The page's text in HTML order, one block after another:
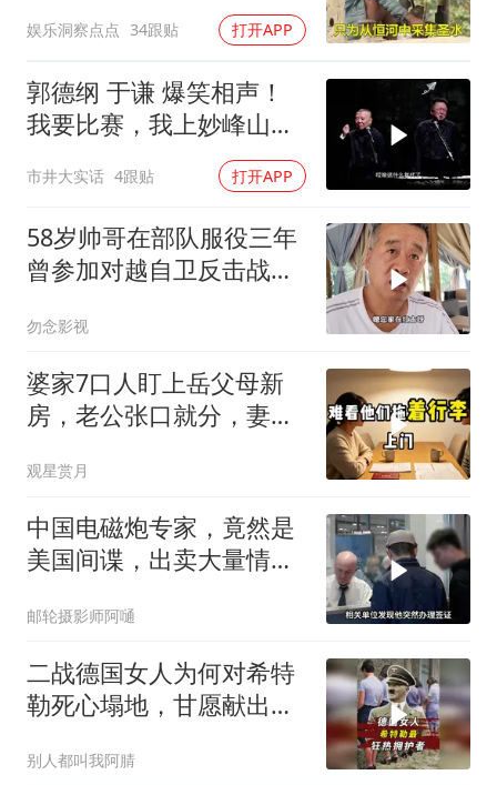
娱乐洞察点点 34跟贴 打开APP
郭德纲 于谦 爆笑相声！
我要比赛，我上妙峰山干
嘛去？你去拜一拜冠军老
祖庙
市井大实话 4跟贴 打开APP
58岁帅哥在部队服役三年
曾参加对越自卫反击战讲
勿念影视
婆家7口人盯上岳父母新
房，老公张口就分，妻子
观星赏月
中国电磁炮专家，竟然是
美国间谍，出卖大量情
邮轮摄影师阿嗵
二战德国女人为何对希特
勒死心塌地，甘愿献出一
别人都叫我阿腈